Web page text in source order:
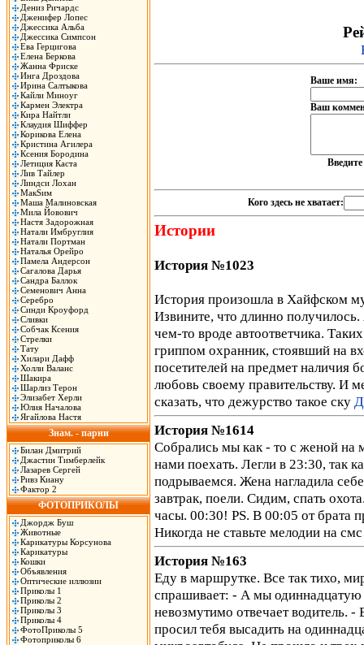
Дениз Ричардс
Дженифер Лопес
Джессика Альба
Джессика Симпсон
Ева Герцигова
Елена Беркова
Жанна Фриске
Инга Дроздова
Ирина Салтыкова
Кайли Миноуг
Кармен Электра
Кира Найтли
Клаудия Шиффер
Корикова Елена
Кристина Агилера
Ксения Бородина
Летиция Каста
Лив Тайлер
Линдси Лохан
МакSим
Маша Малиновская
Мила Йовович
Настя Задорожная
Натали Имбруглия
Натали Портман
Наталья Орейро
Памела Андерсон
Сагалова Дарья
Сандра Баллок
Семенович Анна
Серебро
Синди Кроуфорд
Сливки
Собчак Ксения
Стрелки
Тату
Хилари Дафф
Холли Валанс
Шакира
Шарлиз Терон
Элизабет Херли
Юлия Началова
Ягайлова Настя
Знам. - парни
Билан Дмитрий
Джастин Тимберлейк
Лазарев Сергей
Ривз Киану
Фактор 2
ФОТОПРИКОЛЫ
Джордж Буш
Животные
Карикатуры Корсунова
Карикатуры
Кошки
Объявления
Оптические иллюзии
Приколы 1
Приколы 2
Приколы 3
Приколы 4
ФотоПриколы 5
Фотоприколы 6
Ваше имя:
Ваш
Кого здесь не хватает:
Истории
История №1023
История произошла в Хайфском
Извините, что длинно
чем-то вроде автоответчика.
гриппом охранник, стоявший на
посетителей на предмет наличия
любовь своему правительству. И
сказать, что дежурство такое ску
История №1614
Собрались мы как - то с женой на
нами поехать. Легли в 23:30, так
подрываемся. Жена нагладила
завтрак, поели. Сидим, спать
часы. 00:30! PS. В 00:05 от брата
Никогда не ставьте мелодии на
История №163
Еду в маршрутке. Все так тихо,
спрашивает: - А мы одиннадцатую
невозмутимо отвечает водитель.
просил тебя высадить на